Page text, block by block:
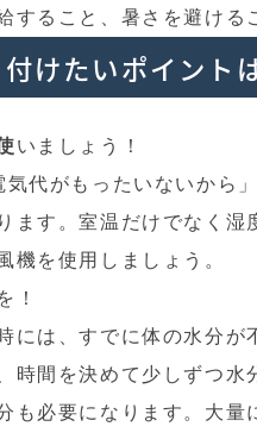
すること、暑さを避ける
けたいポイント
いましょう！
気代がもったいないから
ます。室温だけでなく
機を使用しましょう。
！
には、すでに体の水分
時間を決めて少しずつ
も必要になります。大